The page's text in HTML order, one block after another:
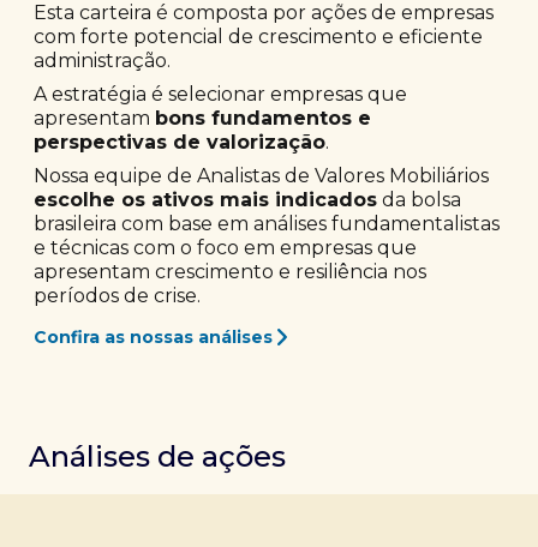
Esta carteira é composta por ações de empresas
com forte potencial de crescimento e eficiente
administração.
A estratégia é selecionar empresas que
apresentam bons fundamentos e
perspectivas de valorização.
Nossa equipe de Analistas de Valores Mobiliários
escolhe os ativos mais indicados da bolsa
brasileira com base em análises fundamentalistas
e técnicas com o foco em empresas que
apresentam crescimento e resiliência nos
períodos de crise.
Confira as nossas análises
Análises de ações